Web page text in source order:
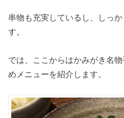
串物も充実しているし、しっ
す。
では、ここからはかみがき名
めメニューを紹介します。